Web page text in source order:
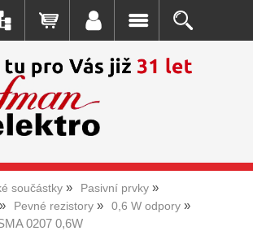
součástky
Pasivní prvky
Pevné rezistory
0,6 W odpory
0207 0,6W